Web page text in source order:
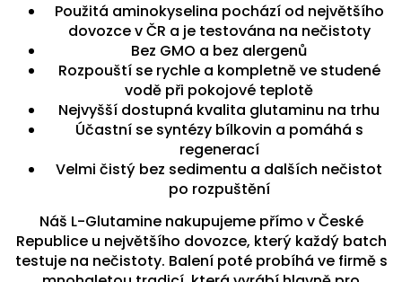
Použitá aminokyselina pochází od největšího
dovozce v ČR a je testována na nečistoty
Bez GMO a bez alergenů
Rozpouští se rychle a kompletně ve studené
vodě při pokojové teplotě
Nejvyšší dostupná kvalita glutaminu na trhu
Účastní se syntézy bílkovin a pomáhá s
regenerací
Velmi čistý bez sedimentu a dalších nečistot
po rozpuštění
Náš L-Glutamine nakupujeme přímo v České
Republice u největšího dovozce, který každý batch
testuje na nečistoty. Balení poté probíhá ve firmě s